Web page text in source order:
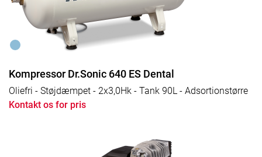
Kompressor Dr.Sonic 640 ES Dental
Oliefri - Støjdæmpet - 2x3,0Hk - Tank 90L - Adsortionstørre
Kontakt os for pris